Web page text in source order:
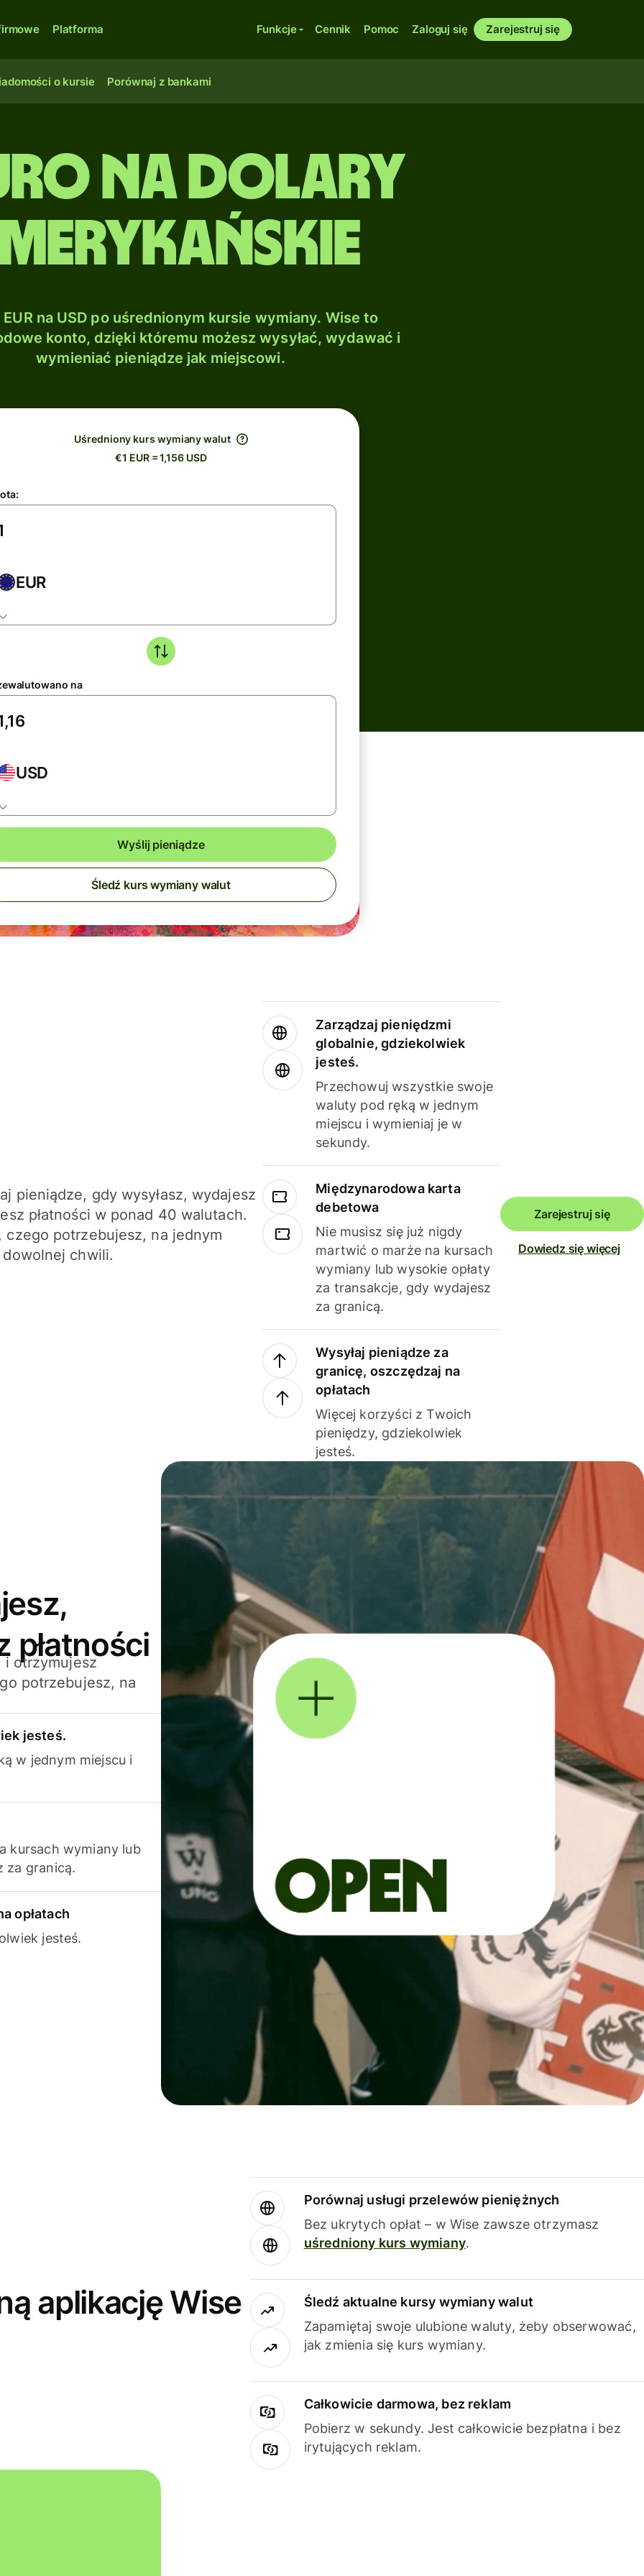
Platforma Funkcje Cennik Pomoc Zaloguj się Zarejestruj się
o kursie Porównaj z bankami
na Dolary
na USD po uśrednionym kursie wymiany. Wise to
konto, dzięki któremu możesz wysyłać, wydawać i
wymieniać pieniądze jak miejscowi.
Uśredniony kurs wymiany walut
€1 EUR = 1,156 USD
EUR
na
USD
Wyślij pieniądze
Śledź kurs wymiany walut
pieniądze, gdy wysyłasz, wydajesz
płatności w ponad 40 walutach.
czego potrzebujesz, na jednym
chwili.
Zarządzaj pieniędzmi
globalnie, gdziekolwiek
jesteś.
Przechowuj wszystkie swoje
waluty pod ręką w jednym
miejscu i wymieniaj je w
sekundy.
Międzynarodowa karta
debetowa
Nie musisz się już nigdy
martwić o marże na kursach
wymiany lub wysokie opłaty
za transakcje, gdy wydajesz
za granicą.
Wysyłaj pieniądze za
granicę, oszczędzaj na
opłatach
Więcej korzyści z Twoich
pieniędzy, gdziekolwiek
jesteś.
Zarejestruj się
Dowiedz się więcej
płatności
i otrzymujesz
potrzebujesz, na
jesteś.
w jednym miejscu i
kursach wymiany lub
za granicą.
opłatach
jesteś.
aplikację Wise
Porównaj usługi przelewów pieniężnych
Bez ukrytych opłat – w Wise zawsze otrzymasz
uśredniony kurs wymiany.
Śledź aktualne kursy wymiany walut
Zapamiętaj swoje ulubione waluty, żeby obserwować,
jak zmienia się kurs wymiany.
Całkowicie darmowa, bez reklam
Pobierz w sekundy. Jest całkowicie bezpłatna i bez
irytujących reklam.